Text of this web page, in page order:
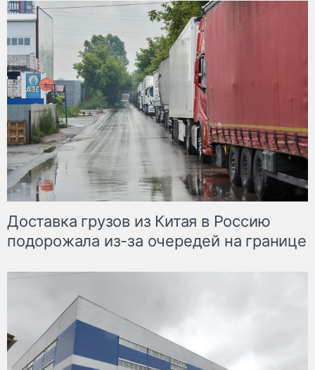
Доставка грузов из Китая в Россию
подорожала из-за очередей на границе